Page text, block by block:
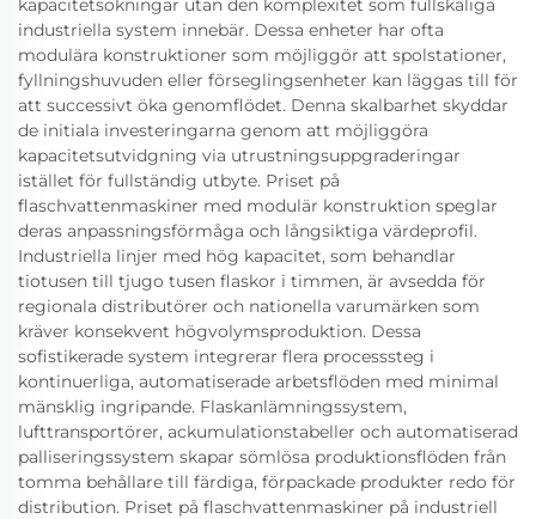
kapacitetsökningar utan den komplexitet som fullskaliga
industriella system innebär. Dessa enheter har ofta
modulära konstruktioner som möjliggör att spolstationer,
fyllningshuvuden eller förseglingsenheter kan läggas till för
att successivt öka genomflödet. Denna skalbarhet skyddar
de initiala investeringarna genom att möjliggöra
kapacitetsutvidgning via utrustningsuppgraderingar
istället för fullständig utbyte. Priset på
flaschvattenmaskiner med modulär konstruktion speglar
deras anpassningsförmåga och långsiktiga värdeprofil.
Industriella linjer med hög kapacitet, som behandlar
tiotusen till tjugo tusen flaskor i timmen, är avsedda för
regionala distributörer och nationella varumärken som
kräver konsekvent högvolymsproduktion. Dessa
sofistikerade system integrerar flera processsteg i
kontinuerliga, automatiserade arbetsflöden med minimal
mänsklig ingripande. Flaskanlämningssystem,
lufttransportörer, ackumulationstabeller och automatiserad
palliseringssystem skapar sömlösa produktionsflöden från
tomma behållare till färdiga, förpackade produkter redo för
distribution. Priset på flaschvattenmaskiner på industriell